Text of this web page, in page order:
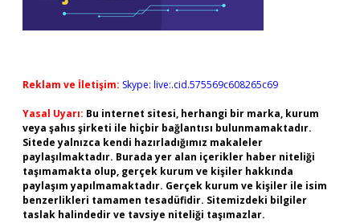
Reklam ve İletişim: Skype: live:.cid.575569c608265c69
Yasal Uyarı: Bu internet sitesi, herhangi bir marka, kurum
veya şahıs şirketi ile hiçbir bağlantısı bulunmamaktadır.
Sitede yalnızca kendi hazırladığımız makaleler
paylaşılmaktadır. Burada yer alan içerikler haber niteliği
taşımamakta olup, gerçek kurum ve kişiler hakkında
paylaşım yapılmamaktadır. Gerçek kurum ve kişiler ile isim
benzerlikleri tamamen tesadüfidir. Sitemizdeki bilgiler
taslak halindedir ve tavsiye niteliği taşımazlar.